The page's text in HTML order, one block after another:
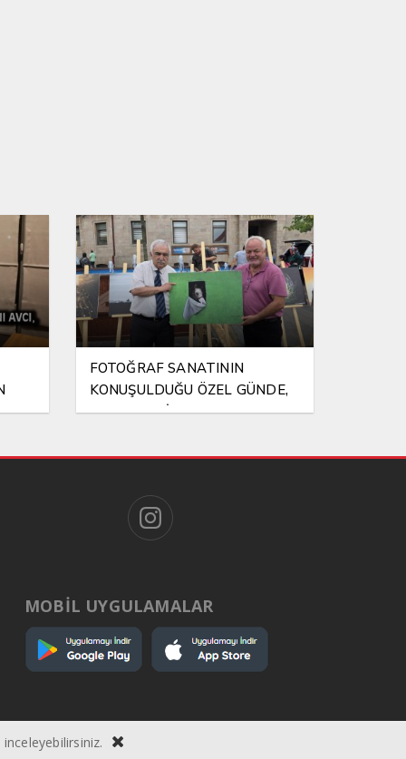
EL
FOTOĞRAF SANATININ
KONUŞULDUĞU ÖZEL GÜNDE,
ANLAMLI BİR VEFA
MOBİL UYGULAMALAR
inceleyebilirsiniz.